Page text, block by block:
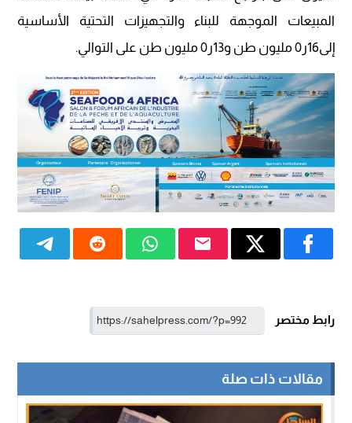
المبيعات الموجهة للبناء والتجهيزات التحتية الأساسية
إلى16ر0 مليون طن و13ر0 مليون طن على التوالي.
رابط مختصر
مقالات ذات صلة